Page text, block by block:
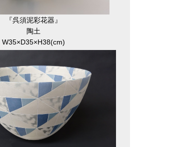
『呉須泥彩花器』
陶土
W35×D35×H38(cm)